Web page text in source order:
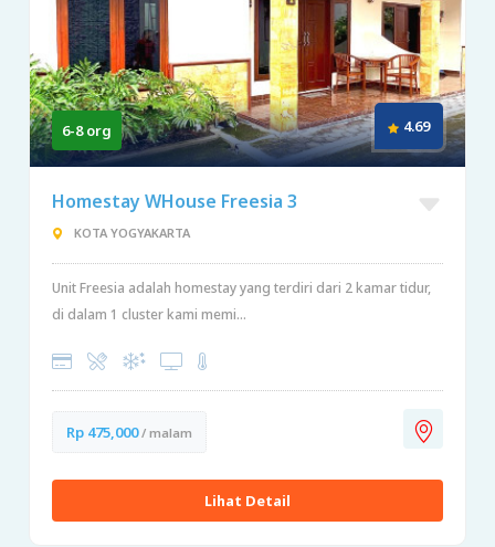
6-8 org 4.69
Homestay WHouse Freesia 3
KOTA YOGYAKARTA
Unit Freesia adalah homestay yang terdiri dari 2 kamar tidur,
di dalam 1 cluster kami memi...
Rp 475,000/ malam
Lihat Detail